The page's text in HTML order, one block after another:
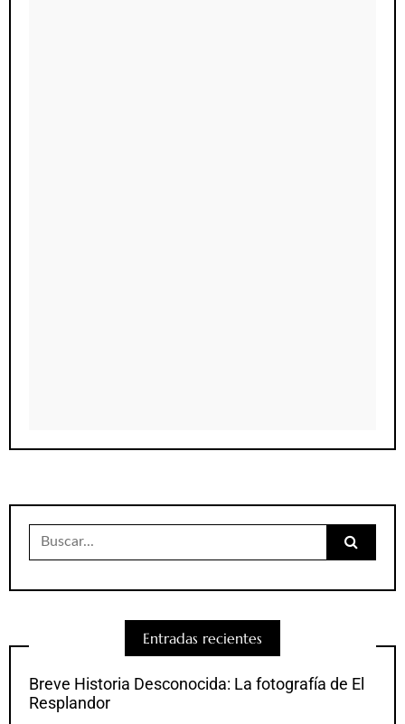
Buscar:
Entradas recientes
Breve Historia Desconocida: La fotografía de El
Resplandor